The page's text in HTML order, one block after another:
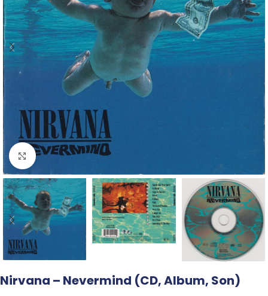
Click to enlarge
Nirvana – Nevermind (CD, Album, Son)